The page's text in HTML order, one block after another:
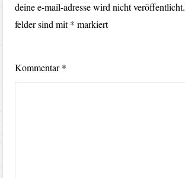
deine e-mail-adresse wird nicht veröffentlicht.
felder sind mit* markiert
Kommentar*